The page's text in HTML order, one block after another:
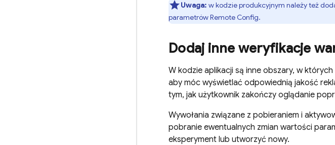
Uwaga: w kodzie produkcyjnym należy też
parametrówRemote Config.
Dodaj inne weryfikacje
W kodzie aplikacji są inne obszary, w
aby móc wyświetlać odpowiednią jakość
tym, jak użytkownik zakończy oglądanie
Wywołania związane z pobieraniem i
pobranie ewentualnych zmian wartości
eksperyment lub utworzyć nowy.